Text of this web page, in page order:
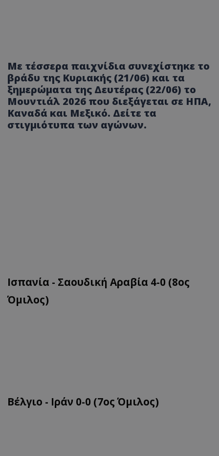
Με τέσσερα παιχνίδια συνεχίστηκε το
βράδυ της Κυριακής (21/06) και τα
ξημερώματα της Δευτέρας (22/06) το
Μουντιάλ 2026 που διεξάγεται σε ΗΠΑ,
Καναδά και Μεξικό. Δείτε τα
στιγμιότυπα των αγώνων.
Ισπανία - Σαουδική Αραβία 4-0 (8ος
Όμιλος)
Βέλγιο - Ιράν 0-0 (7ος Όμιλος)